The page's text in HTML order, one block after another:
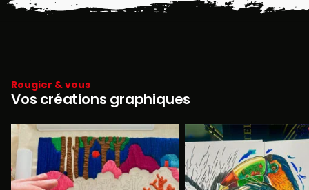
Rougier & vous
Vos créations graphiques